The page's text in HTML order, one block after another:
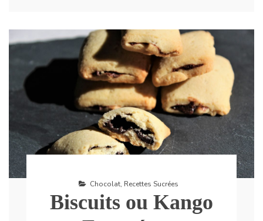
Chocolat, Recettes Sucrées
Biscuits ou Kango